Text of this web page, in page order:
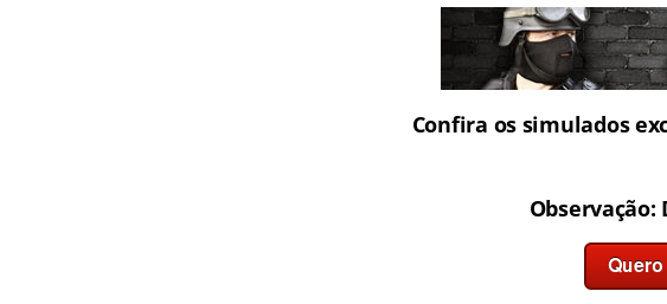
Confira os simulados